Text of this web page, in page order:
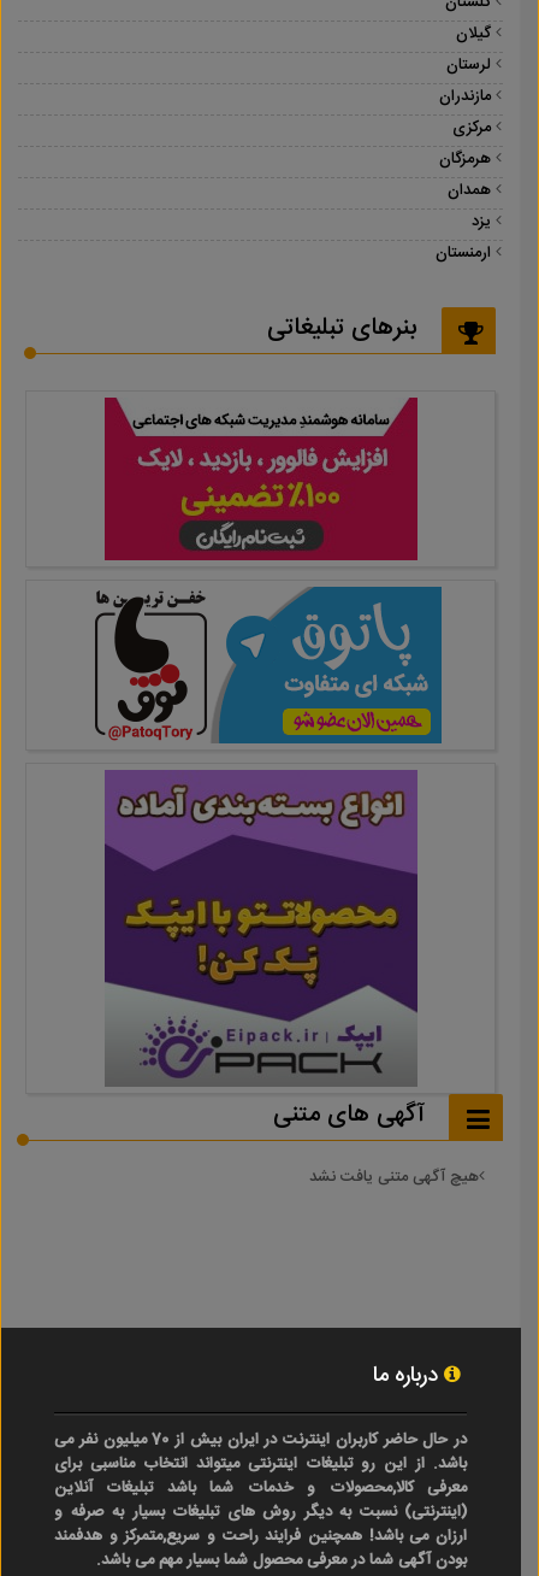
گیلان
لرستان
مازندران
مرکزی
هرمزگان
همدان
یزد
ارمنستان
بنرهای تبلیغاتی
آگهی های متنی
هیچ آگهی متنی یافت نشد
درباره ما
در حال حاضر کاربران اینترنت در ایران بیش از 70 میلیون نفر می
باشد. از این رو تبلیغات اینترنتی میتواند انتخاب مناسبی برای
معرفی کالا,محصولات و خدمات شما باشد تبلیغات آنلاین
(اینترنتی) نسبت به دیگر روش های تبلیغات بسیار به صرفه و
ارزان می باشد! همچنین فرایند راحت و سریع,متمرکز و هدفمند
بودن آگهی شما در معرفی محصول شما بسیار مهم می باشد.